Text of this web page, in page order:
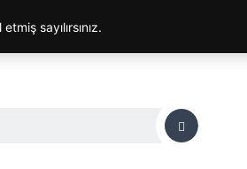
sayılırsınız.